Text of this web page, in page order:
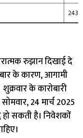
रुझान दिखाई दे
के कारण, आगामी
के कारोबारी
24 मार्च 2025
सकती है। निवेशकों